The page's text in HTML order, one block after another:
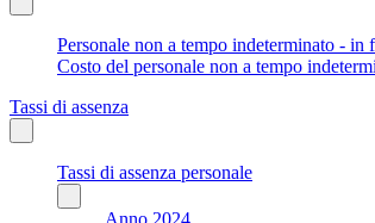
Personale non a tempo indeterminato - in
Costo del personale non a tempo
Tassi di assenza
Tassi di assenza personale
Anno 2024